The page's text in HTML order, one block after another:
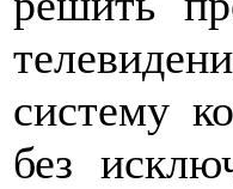
систему
без